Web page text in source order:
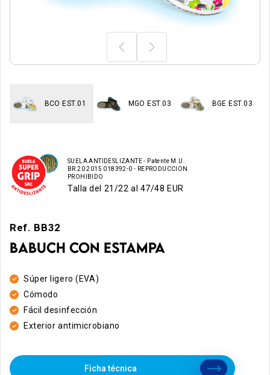
BCO EST.01 MGO EST.03 BGE EST.03
SUELA ANTIDESLIZANTE - Patente M.U.
BR 20 2015 018392-0 - REPRODUCCION
PROHIBIDO
Talla del 21/22 al 47/48 EUR
Ref. BB32
BABUCH CON ESTAMPA
Súper ligero (EVA)
Cómodo
Fácil desinfección
Exterior antimicrobiano
Ficha técnica